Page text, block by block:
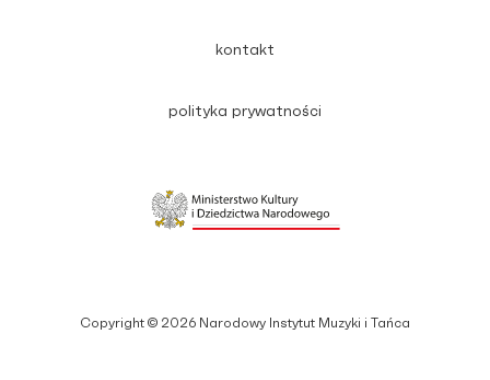
Copyright © 2026 Narodowy Instytut Muzyki i Tańca
kontakt
polityka prywatności